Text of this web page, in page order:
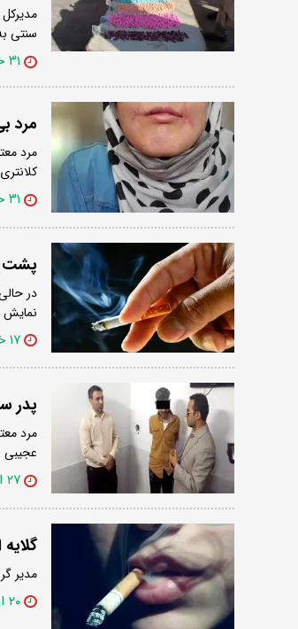
سنتی
۳۱ خرداد ۱۴۰۵
مرد بی‌رحم
مرد
۳۱ خرداد ۱۴۰۵
پشت
در
نمایش
۱۷ خرداد ۱۴۰۵
پدر سنگدل نوزاد
عجیبی
۲۷ اردیبهشت ۱۴۰۵
مدیر
۲۰ اردیبهشت ۱۴۰۵